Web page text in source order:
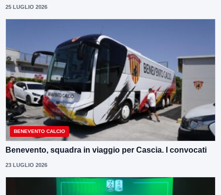
25 LUGLIO 2026
BENEVENTO CALCIO
Benevento, squadra in viaggio per Cascia. I convocati
23 LUGLIO 2026